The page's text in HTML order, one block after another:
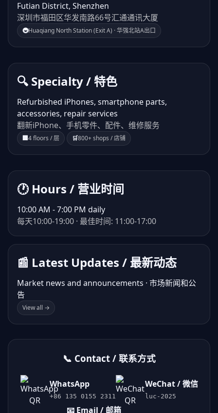
Futian District, Shenzhen
深圳市福田区华发南路66号汇通通讯大厦
🚇Huaqiang North Station (Exit A) · 华强北站A出口
🔍 Specialty / 特色
Refurbished iPhones, smartphone parts,
accessories, repair services
翻新iPhone、手机零件、配件、维修服务
🏢4 floors / 层 🛒800+ shops / 店铺
🕐 Hours / 营业时间
10:00 AM - 7:00 PM daily
每天10:00-19:00 · 最佳时间: 11:00-17:00
📰 Latest Updates / 最新动态
Market news and announcements · 市场新闻和公
告
View all →
📞 Contact / 联系方式
WhatsApp
+86 135 0155 2311
WeChat / 微信
luc-2025
📧 Email / 邮箱